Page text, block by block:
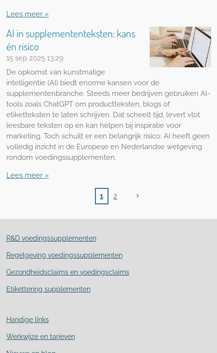
Lees meer »
AI in supplemententeksten: kans
én risico
15 sep 2025 13:29
De opkomst van kunstmatige
intelligentie (AI) biedt enorme kansen voor de
supplementenbranche. Steeds meer bedrijven gebruiken AI-
tools zoals ChatGPT om productteksten, blogs of
etiketteksten te laten schrijven. Dat scheelt tijd, levert vlot
leesbare teksten op en kan helpen bij inspiratie voor
marketing. Toch schuilt er een belangrijk risico: AI heeft geen
volledig inzicht in de Europese en Nederlandse wetgeving
rondom voedingssupplementen.
Lees meer »
1 2
R&D voedingssupplementen
Regelgeving voedingssupplementen
Gezondheidsclaims en voedingsclaims
Etikettering supplementen
Handige links
Werkwijze en tarieven